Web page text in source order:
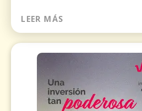
LEER MÁS